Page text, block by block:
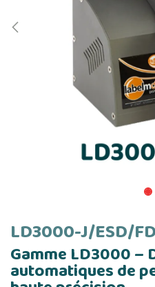
LD3000-J/ESD/
Gamme LD3000 –
automatiques de